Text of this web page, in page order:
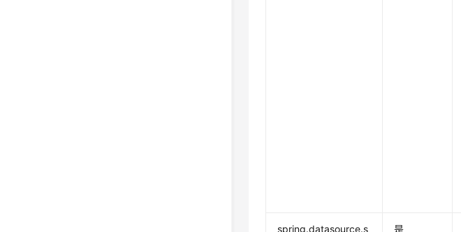
spring.datasource.s
是